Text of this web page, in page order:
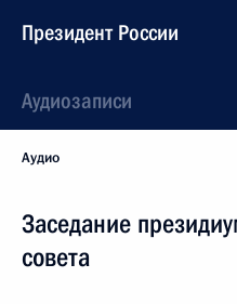
Президент России
Аудиозаписи
Аудио
Заседание
совета